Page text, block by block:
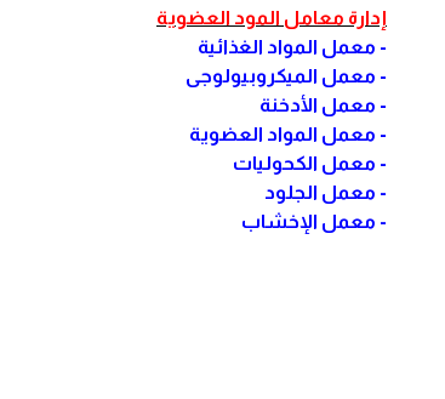
إدارة معامل المود العضوية
- معمل المواد الغذائية
- معمل الميكروبيولوجى
- معمل الأدخنة
- معمل المواد العضوية
- معمل الكحوليات
- معمل الجلود
- معمل الإخشاب